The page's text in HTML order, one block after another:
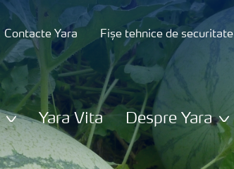
Contacte Yara Fișe tehnice de securitate
Yara Vita Despre Yara